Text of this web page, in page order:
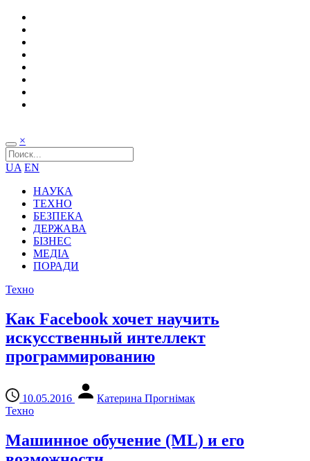
×
UA EN
НАУКА
ТЕХНО
БЕЗПЕКА
ДЕРЖАВА
БІЗНЕС
МЕДІА
ПОРАДИ
Техно
Как Facebook хочет научить
искусственный интеллект
программированию
10.05.2016
Катерина Прогнімак
Техно
Машинное обучение (ML) и его